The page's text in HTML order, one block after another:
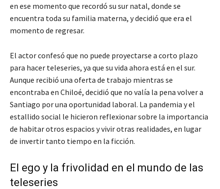
en ese momento que recordó su sur natal, donde se
encuentra toda su familia materna, y decidió que era el
momento de regresar.
El actor confesó que no puede proyectarse a corto plazo
para hacer teleseries, ya que su vida ahora está en el sur.
Aunque recibió una oferta de trabajo mientras se
encontraba en Chiloé, decidió que no valía la pena volver a
Santiago por una oportunidad laboral. La pandemia y el
estallido social le hicieron reflexionar sobre la importancia
de habitar otros espacios y vivir otras realidades, en lugar
de invertir tanto tiempo en la ficción.
El ego y la frivolidad en el mundo de las
teleseries